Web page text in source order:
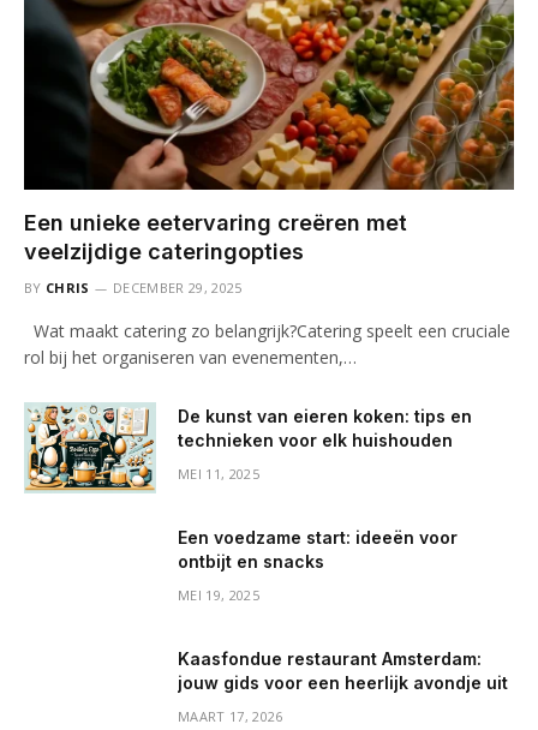
Een unieke eetervaring creëren met
veelzijdige cateringopties
BY CHRIS DECEMBER 29, 2025
Wat maakt catering zo belangrijk?Catering speelt een cruciale
rol bij het organiseren van evenementen,…
De kunst van eieren koken: tips en
technieken voor elk huishouden
MEI 11, 2025
Een voedzame start: ideeën voor
ontbijt en snacks
MEI 19, 2025
Kaasfondue restaurant Amsterdam:
jouw gids voor een heerlijk avondje uit
MAART 17, 2026